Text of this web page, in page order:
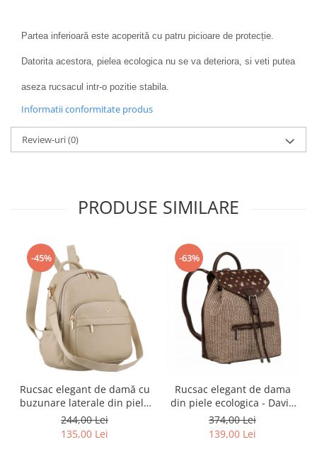
Partea inferioară este acoperită cu patru picioare de protecție.
Datorita acestora, pielea ecologica nu se va deteriora, si veti putea
aseza rucsacul intr-o pozitie stabila.
Informatii conformitate produs
Review-uri(0)
PRODUSE SIMILARE
-45%
Rucsac elegant de damă cu
buzunare laterale din piele
ecologică bej - Rovicky PTR-
R-KP-22-A19-5036 BEI
244,00 Lei
135,00 Lei
-63%
Rucsac elegant de dama
din piele ecologica - David
Jones PTR-6875-3 BRO
374,00 Lei
139,00 Lei